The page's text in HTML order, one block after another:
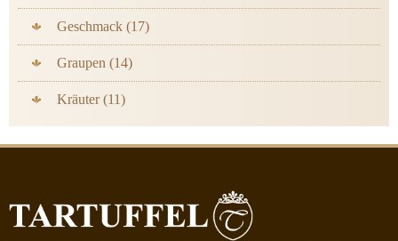
Geschmack (17)
Graupen (14)
Kräuter (11)